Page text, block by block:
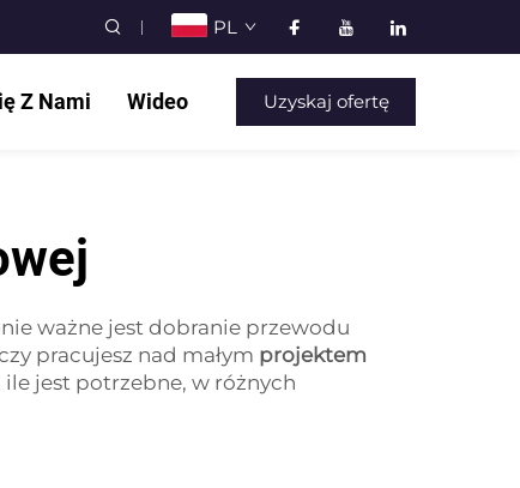
PL
Z Nami Wideo Uzyskaj ofertę
ważne jest dobranie przewodu
pracujesz nad małym projektem
jest potrzebne, w różnych